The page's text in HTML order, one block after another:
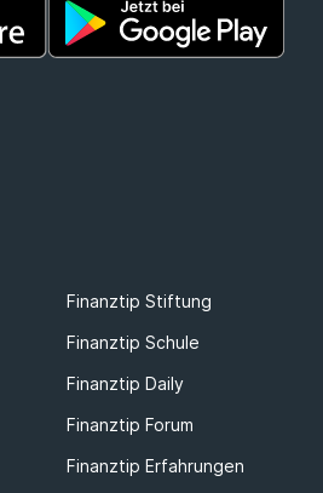
Finanztip Stiftung
Finanztip Schule
Finanztip Daily
Finanztip Forum
Finanztip Erfahrungen